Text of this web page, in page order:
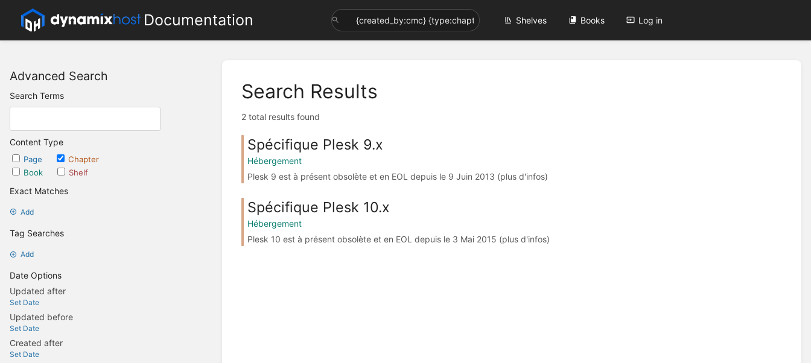
Documentation Shelves Books Log in
Advanced Search
Search Terms
Content Type
Page
Chapter
Book
Shelf
Exact Matches
Add
Tag Searches
Add
Date Options
Updated after
Set Date
Updated before
Set Date
Created after
Set Date
Search Results
2 total results found
Spécifique Plesk 9.x
Hébergement
Plesk 9 est à présent obsolète et en EOL depuis le 9 Juin 2013 (plus d'infos)
Spécifique Plesk 10.x
Hébergement
Plesk 10 est à présent obsolète et en EOL depuis le 3 Mai 2015 (plus d'infos)